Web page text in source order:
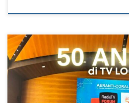
50 anni di TV locali: quando la libertà
Adriana e Aurora – con don Roberto in
conducono questa puntata che vuole